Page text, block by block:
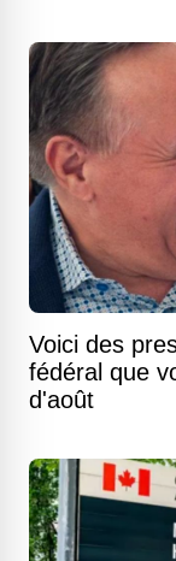
Voici des
fédéral que
d'août